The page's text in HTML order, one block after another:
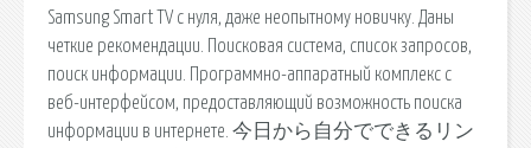
Samsung Smart TV с нуля, даже неопытному новичку. Даны
четкие рекомендации. Поисковая сиcтема, список запросов,
поиск информации. Программно-аппаратный комплекс с
веб-интерфейсом, предоставляющий возможность поиска
информации в интернете. 今日から自分でできるリン